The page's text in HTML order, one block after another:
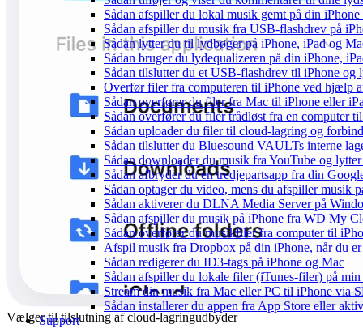
Sådan afspiller du lokal musik gemt på din
Sådan afspiller du musik fra USB-flashdrev på
Sådan lytter du til lydbøger på iPhone, iPad og
Sådan bruger du lydequalizeren på din iPhone,
Sådan tilslutter du et USB-flashdrev til iPhone
Overfør filer fra computeren til iPhone ved hjælp
Sådan overfører du filer fra Mac til iPhone eller
Sådan overfører du filer trådløst fra en computer
Sådan uploader du filer til cloud-lagring og
Sådan tilslutter du Bluesound VAULTs interne
Sådan downloader du musik fra YouTube og
Sådan afbryder du en tredjepartsapp fra din
Sådan optager du video, mens du afspiller musik
Sådan aktiverer du DLNA Media Server på
Sådan afspiller du musik på iPhone fra WD My
Sådan overfører du musikfiler fra computer til
Afspil musik fra Dropbox på din iPhone, når du
Sådan redigerer du ID3-tags på iPhone og Mac
Sådan afspiller du lokale filer (iTunes-filer) på min
Stream din musik fra Mac eller PC til iPhone via
Sådan installerer du appen fra App Store eller
Support
Vælger til tilslutning af cloud-lagringudbyder